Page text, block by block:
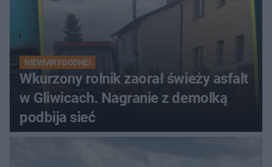
NIEWIARYGODNE!
Wkurzony rolnik zaorał świeży asfalt
w Gliwicach. Nagranie z demolką
podbija sieć